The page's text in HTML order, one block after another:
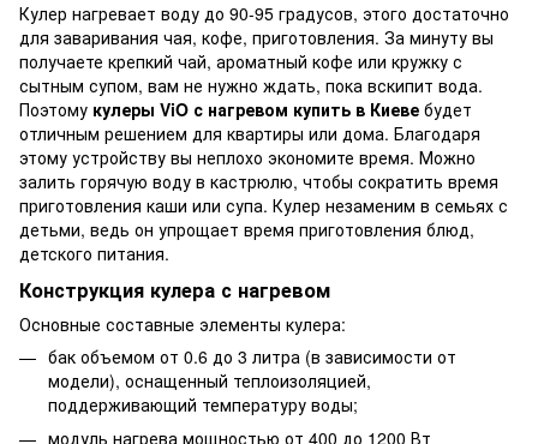
Кулер нагревает воду до 90-95 градусов, этого достаточно
для заваривания чая, кофе, приготовления. За минуту вы
получаете крепкий чай, ароматный кофе или кружку с
сытным супом, вам не нужно ждать, пока вскипит вода.
Поэтому кулеры ViO с нагревом купить в Киеве будет
отличным решением для квартиры или дома. Благодаря
этому устройству вы неплохо экономите время. Можно
залить горячую воду в кастрюлю, чтобы сократить время
приготовления каши или супа. Кулер незаменим в семьях с
детьми, ведь он упрощает время приготовления блюд,
детского питания.
Конструкция кулера с нагревом
Основные составные элементы кулера:
бак объемом от 0.6 до 3 литра (в зависимости от
модели), оснащенный теплоизоляцией,
поддерживающий температуру воды;
модуль нагрева мощностью от 400 до 1200 Вт